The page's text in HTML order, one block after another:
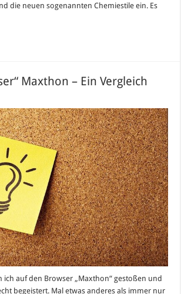
die neuen sogenannten Chemiestile ein. Es
Maxthon – Ein Vergleich
ich auf den Browser „Maxthon“ gestoßen und
begeistert. Mal etwas anderes als immer nur